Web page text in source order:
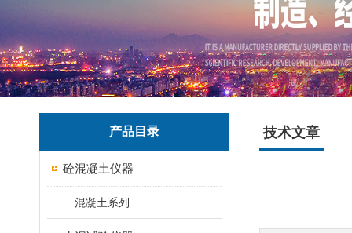
产品目录
砼混凝土仪器
混凝土系列
技术文章